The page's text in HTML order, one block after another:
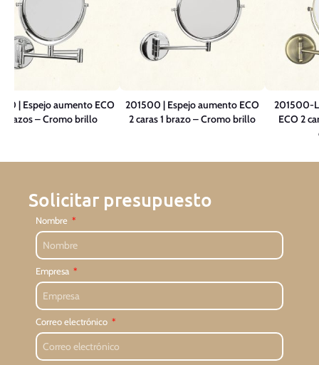
| Espejo aumento ECO
brazos – Cromo brillo
201500 | Espejo aumento ECO
2 caras 1 brazo – Cromo brillo
201500-
ECO 2
Solicitar presupuesto
Nombre
Empresa
Correo electrónico